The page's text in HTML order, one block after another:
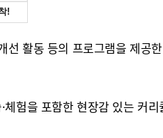
활동 등의 프로그램을 제공
험을 포함한 현장감 있는 커